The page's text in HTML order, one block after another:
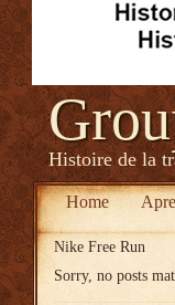
Histoire de la
Home
Nike Free Run
Sorry, no posts